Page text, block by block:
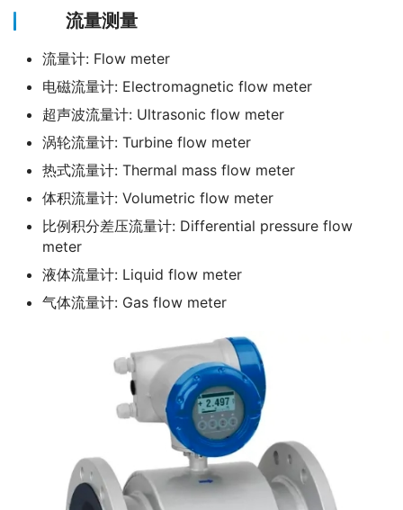
流量测量
流量计: Flow meter
电磁流量计: Electromagnetic flow meter
超声波流量计: Ultrasonic flow meter
涡轮流量计: Turbine flow meter
热式流量计: Thermal mass flow meter
体积流量计: Volumetric flow meter
比例积分差压流量计: Differential pressure flow
meter
液体流量计: Liquid flow meter
气体流量计: Gas flow meter